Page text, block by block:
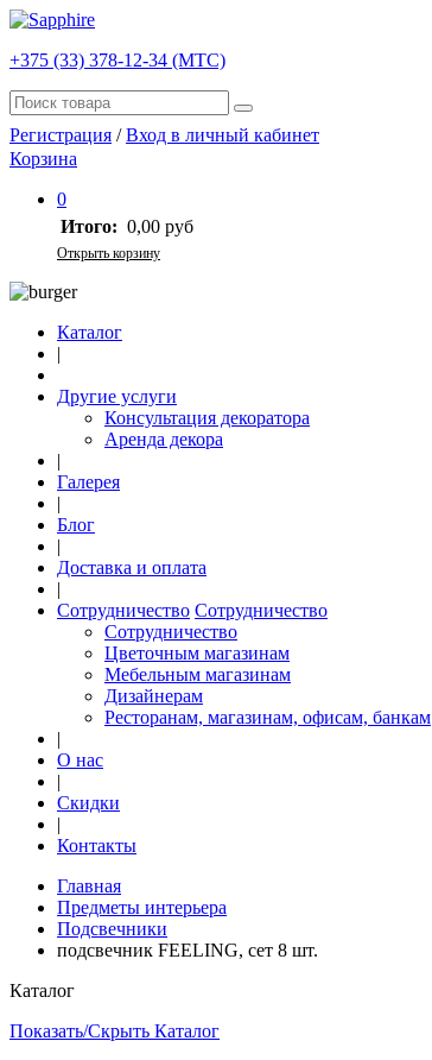
+375 (33) 378-12-34 (МТС)
Регистрация /Вход в личный кабинет
Корзина
0
Итого: 0,00 руб
Открыть корзину
Каталог
|
Другие услуги
Консультация декоратора
Аренда декора
|
Галерея
|
Блог
|
Доставка и оплата
|
Сотрудничество Сотрудничество
Сотрудничество
Цветочным магазинам
Мебельным магазинам
Дизайнерам
Ресторанам, магазинам, офисам, банкам
|
О нас
|
Скидки
|
Контакты
Главная
Предметы интерьера
Подсвечники
подсвечник FEELING, сет 8 шт.
Каталог
Показать/Скрыть Каталог